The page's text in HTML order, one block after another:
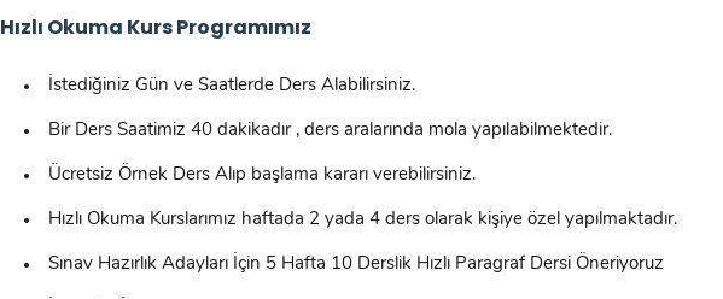
Hızlı Okuma Kurs Programımız
İstediğiniz Gün ve Saatlerde Ders Alabilirsiniz.
Bir Ders Saatimiz 40 dakikadır , ders aralarında mola yapılabilmektedir.
Ücretsiz Örnek Ders Alıp başlama kararı verebilirsiniz.
Hızlı Okuma Kurslarımız haftada 2 yada 4 ders olarak kişiye özel yapılmaktadır.
Sınav Hazırlık Adayları İçin 5 Hafta 10 Derslik Hızlı Paragraf Dersi Öneriyoruz